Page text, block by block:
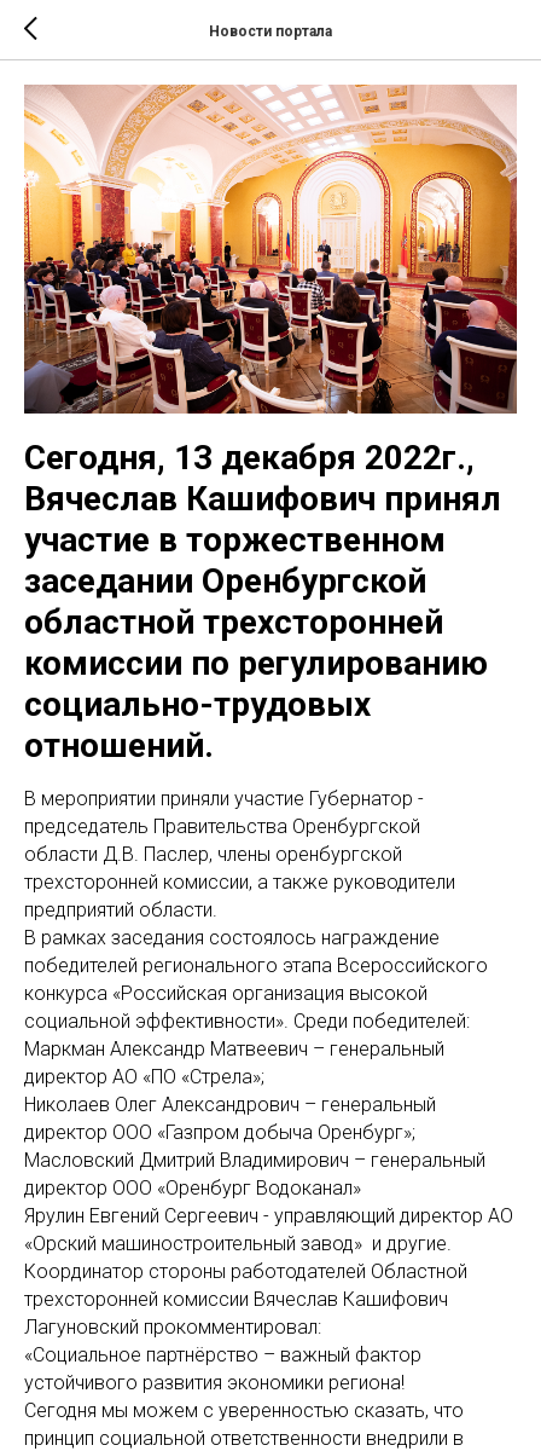
Новости портала
Сегодня, 13 декабря 2022г.,
Вячеслав Кашифович принял
участие в торжественном
заседании Оренбургской
областной трехсторонней
комиссии по регулированию
социально-трудовых
отношений.
В мероприятии приняли участие Губернатор -
председатель Правительства Оренбургской
области Д.В. Паслер, члены оренбургской
трехсторонней комиссии, а также руководители
предприятий области.
В рамках заседания состоялось награждение
победителей регионального этапа Всероссийского
конкурса «Российская организация высокой
социальной эффективности». Среди победителей:
Маркман Александр Матвеевич – генеральный
директор АО «ПО «Стрела»;
Николаев Олег Александрович – генеральный
директор ООО «Газпром добыча Оренбург»;
Масловский Дмитрий Владимирович – генеральный
директор ООО «Оренбург Водоканал»
Ярулин Евгений Сергеевич - управляющий директор АО
«Орский машиностроительный завод» и другие.
Координатор стороны работодателей Областной
трехсторонней комиссии Вячеслав Кашифович
Лагуновский прокомментировал:
«Социальное партнёрство – важный фактор
устойчивого развития экономики региона!
Сегодня мы можем с уверенностью сказать, что
принцип социальной ответственности внедрили в